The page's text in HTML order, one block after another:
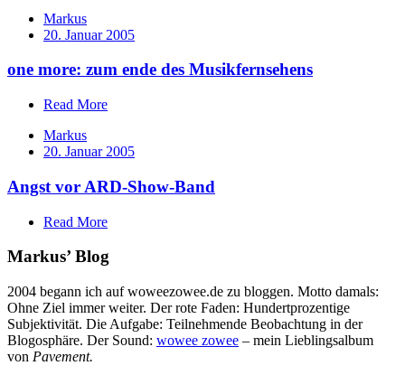
Markus
20. Januar 2005
one more: zum ende des Musikfernsehens
Read More
Markus
20. Januar 2005
Angst vor ARD-Show-Band
Read More
Markus’ Blog
2004 begann ich auf woweezowee.de zu bloggen. Motto damals:
Ohne Ziel immer weiter. Der rote Faden: Hundertprozentige
Subjektivität. Die Aufgabe: Teilnehmende Beobachtung in der
Blogosphäre. Der Sound: wowee zowee – mein Lieblingsalbum
von Pavement.